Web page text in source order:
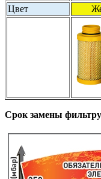
Цвет
Срок замены